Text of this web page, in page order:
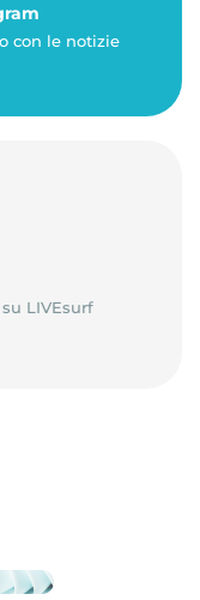
con le notizie
LIVEsurf